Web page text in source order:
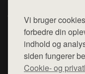
Vi bruger
forbedre din
indhold og
siden fungerer
Cookie- og
Top Rabatter
Blog
Kontakt